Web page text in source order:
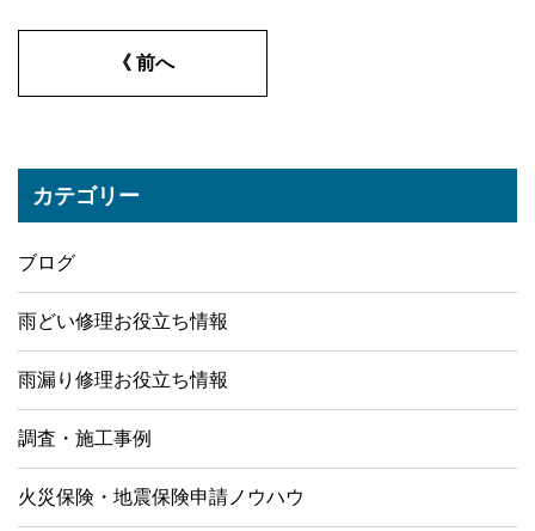
《 前へ
カテゴリー
ブログ
雨どい修理お役立ち情報
雨漏り修理お役立ち情報
調査・施工事例
火災保険・地震保険申請ノウハウ